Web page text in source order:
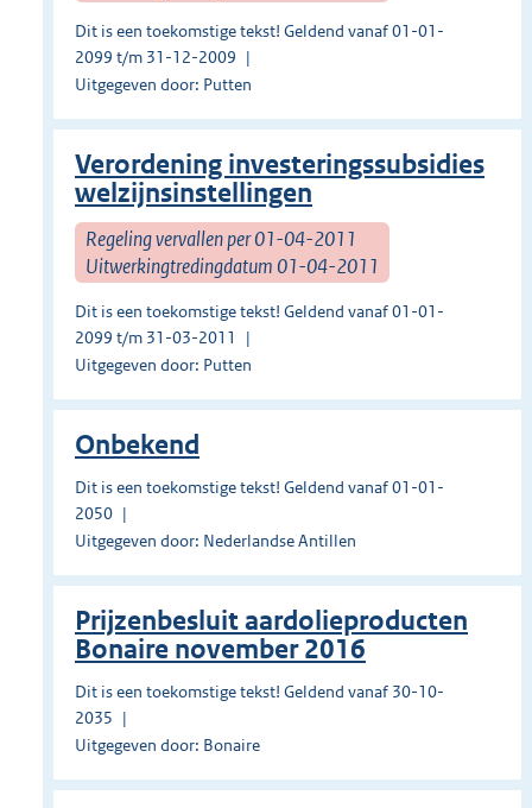
Dit is een toekomstige tekst! Geldend vanaf 01-01-
2099 t/m 31-12-2009
Uitgegeven door: Putten
Verordening investeringssubsidies
welzijnsinstellingen
Regeling vervallen per 01-04-2011
Uitwerkingtredingdatum 01-04-2011
Dit is een toekomstige tekst! Geldend vanaf 01-01-
2099 t/m 31-03-2011
Uitgegeven door: Putten
Onbekend
Dit is een toekomstige tekst! Geldend vanaf 01-01-
2050
Uitgegeven door: Nederlandse Antillen
Prĳzenbesluit aardolieproducten
Bonaire november 2016
Dit is een toekomstige tekst! Geldend vanaf 30-10-
2035
Uitgegeven door: Bonaire